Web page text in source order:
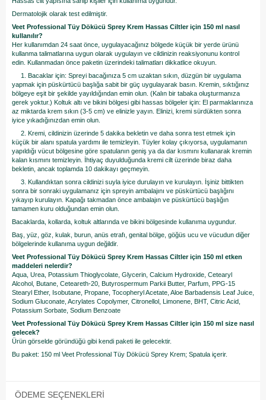
Dermatolojik olarak test edilmiştir.
Veet Professional Tüy Dökücü Sprey Krem Hassas Ciltler için 150 ml nasıl
kullanılır?
Her kullanımdan 24 saat önce, uygulayacağınız bölgede küçük bir yerde ürünü
kullanma talimatlarına uygun olarak uygulayın ve cildinizin reaksiyonunu kontrol
edin. Kullanmadan önce paketin üzerindeki talimatları dikkatlice okuyun.
1. Bacaklar için: Spreyi bacağınıza 5 cm uzaktan sıkın, düzgün bir uygulama
yapmak için püskürtücü başlığa sabit bir güç uygulayarak basın. Kremin, sıktığınız
bölgeye eşit bir şekilde yayıldığından emin olun. (Kalın bir tabaka oluşturmanıza
gerek yoktur.) Koltuk altı ve bikini bölgesi gibi hassas bölgeler için: El parmaklarınıza
az miktarda krem sıkın (3-5 cm) ve elinizle yayın. Elinizi, kremi sürdükten sonra
iyice yıkadığınızdan emin olun.
2. Kremi, cildinizin üzerinde 5 dakika bekletin ve daha sonra test etmek için
küçük bir alanı spatula yardımı ile temizleyin. Tüyler kolay çıkıyorsa, uygulamanın
yapıldığı vücut bölgesine göre spatulanın geniş ya da dar kısmını kullanarak kremin
kalan kısmını temizleyin. İhtiyaç duyulduğunda kremi cilt üzerinde biraz daha
bekletin, ancak toplamda 10 dakikayı geçmeyin.
3. Kullandıktan sonra cildinizi suyla iyice durulayın ve kurulayın. İşiniz bittikten
sonra bir sonraki uygulamanız için spreyin ambalajını ve püskürtücü başlığını
yıkayıp kurulayın. Kapağı takmadan önce ambalajın ve püskürtücü başlığın
tamamen kuru olduğundan emin olun.
Bacaklarda, kollarda, koltuk altlarında ve bikini bölgesinde kullanıma uygundur.
Baş, yüz, göz, kulak, burun, anüs etrafı, genital bölge, göğüs ucu ve vücudun diğer
bölgelerinde kullanıma uygun değildir.
Veet Professional Tüy Dökücü Sprey Krem Hassas Ciltler için 150 ml etken
maddeleri nelerdir?
Aqua, Urea, Potassium Thioglycolate, Glycerin, Calcium Hydroxide, Cetearyl
Alcohol, Butane, Ceteareth-20, Butyrospermum Parkii Butter, Parfum, PPG-15
Stearyl Ether, Isobutane, Propane, Tocopheryl Acetate, Aloe Barbadensis Leaf Juice,
Sodium Gluconate, Acrylates Copolymer, Citronellol, Limonene, BHT, Citric Acid,
Potassium Sorbate, Sodium Benzoate
Veet Professional Tüy Dökücü Sprey Krem Hassas Ciltler için 150 ml size nasıl
gelecek?
Ürün görselde göründüğü gibi kendi paketi ile gelecektir.
Bu paket: 150 ml Veet Professional Tüy Dökücü Sprey Krem; Spatula içerir.
ÖDEME SEÇENEKLERI